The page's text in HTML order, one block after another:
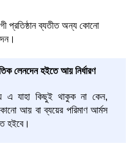
প্রতিষ্ঠান ব্যতীত অন্য কোনো
লেনদেন হইতে আয় নির্ধারণ
যাহা কিছুই থাকুক না কেন,
আয় বা ব্যয়ের পরিমাণ আর্মস
হইবে।